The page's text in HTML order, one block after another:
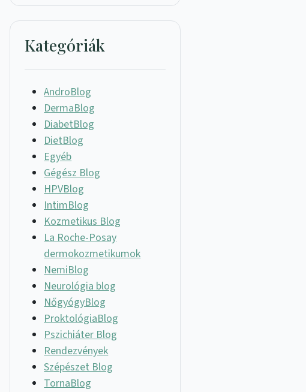
Kategóriák
AndroBlog
DermaBlog
DiabetBlog
DietBlog
Egyéb
Gégész Blog
HPVBlog
IntimBlog
Kozmetikus Blog
La Roche-Posay
dermokozmetikumok
NemiBlog
Neurológia blog
NőgyógyBlog
ProktológiaBlog
Pszichiáter Blog
Rendezvények
Szépészet Blog
TornaBlog